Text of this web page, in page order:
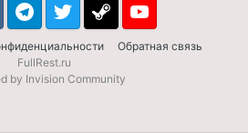
Обратная связь
TelegramTwitter Steam Youtube
FullRest.ru
by Invision Community